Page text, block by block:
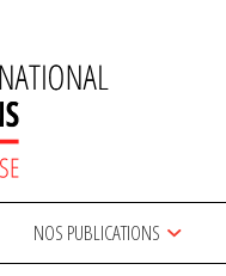
NOS PUBLICATIONS